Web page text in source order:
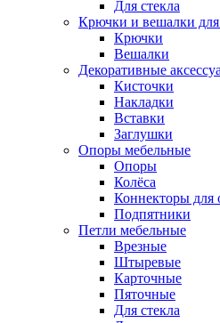
Для стекла
Крючки и вешалки
Крючки
Вешалки
Декоративные
Кисточки
Накладки
Вставки
Заглушки
Опоры мебельные
Опоры
Колёса
Коннекторы для
Подпятники
Петли мебельные
Врезные
Штыревые
Карточные
Пяточные
Для стекла